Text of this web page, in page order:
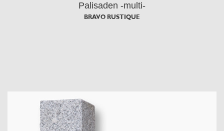
Palisaden -multi-
BRAVO RUSTIQUE